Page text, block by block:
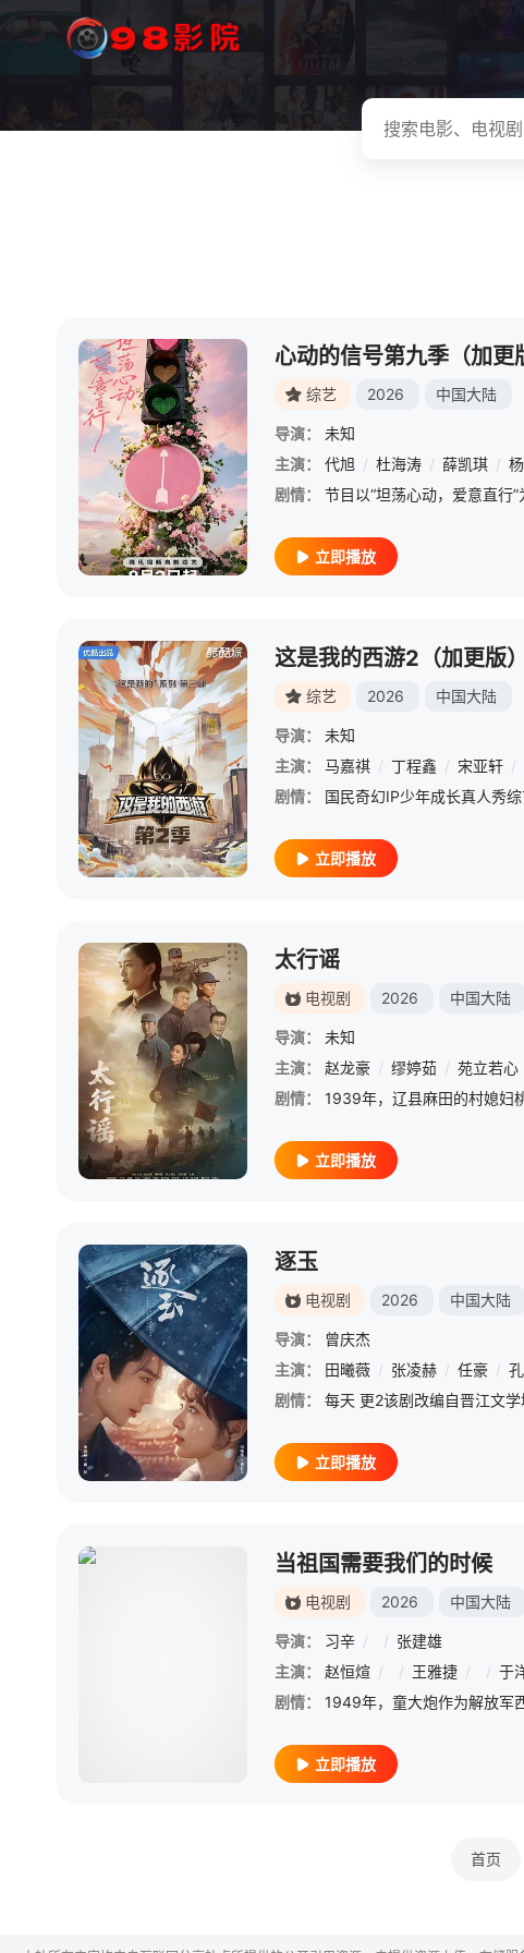
心动的信号第九季（加更
综艺 2026 中国大陆
导演：
未知
主演：
代旭 / 杜海涛 / 薛凯琪 /
剧情：
立即播放
这是我的西游2（加更版）
综艺 2026 中国大陆
导演：
未知
主演：
马嘉祺 / 丁程鑫 / 宋亚轩 /
剧情：
立即播放
太行谣
电视剧 2026 中国大陆
导演：
未知
主演：
赵龙豪 / 缪婷茹 / 苑立若心
剧情：
立即播放
逐玉
电视剧 2026 中国大陆
导演：
曾庆杰
主演：
田曦薇 / 张凌赫 / 任豪 /
剧情：
立即播放
当祖国需要我们的时候
电视剧 2026 中国大陆
导演： 习辛 / / 张建雄
主演：
赵恒煊 / / 王雅捷 / / 于
剧情：
立即播放
首页